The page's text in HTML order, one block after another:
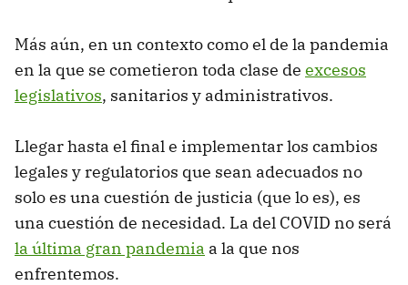
Más aún, en un contexto como el de la pandemia
en la que se cometieron toda clase de excesos
legislativos, sanitarios y administrativos.
Llegar hasta el final e implementar los cambios
legales y regulatorios que sean adecuados no
solo es una cuestión de justicia (que lo es), es
una cuestión de necesidad. La del COVID no será
la última gran pandemia a la que nos
enfrentemos.